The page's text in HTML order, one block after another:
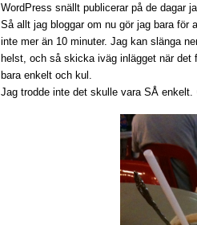
WordPress snällt publicerar på de dagar
Så allt jag bloggar om nu gör jag bara för
inte mer än 10 minuter. Jag kan slänga
helst, och så skicka iväg inlägget när
bara enkelt och kul.
Jag trodde inte det skulle vara SÅ enkelt.